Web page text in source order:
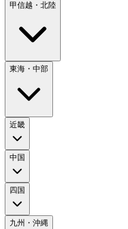
甲信越・北陸
東海・中部
近畿
中国
四国
九州・沖縄